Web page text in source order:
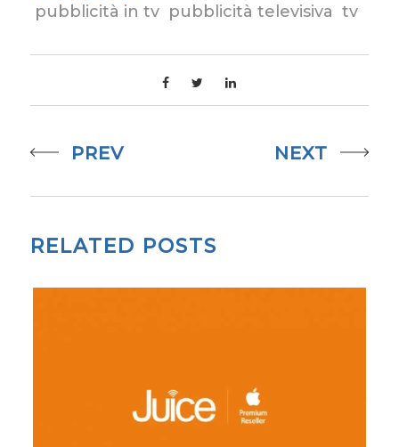
pubblicità in tv pubblicità televisiva tv
PREV NEXT
RELATED POSTS